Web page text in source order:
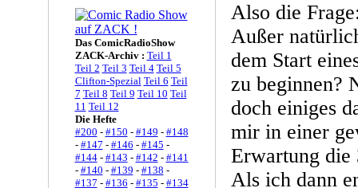
Das ComicRadioShow
ZACK-Archiv : Teil 1
Teil 2 Teil 3 Teil 4 Teil 5
Clifton-Spezial Teil 6 Teil
7 Teil 8 Teil 9 Teil 10 Teil
11 Teil 12
Die Hefte
#200 - #150 - #149 - #148
- #147 - #146 - #145 -
#144- #143 - #142 - #141
- #140 - #139 - #138 -
#137 - #136 - #135 - #134
Also die
Außer
dem Start
zu beginnen?
doch einiges
mir in einer
Erwartung die
Als ich dann